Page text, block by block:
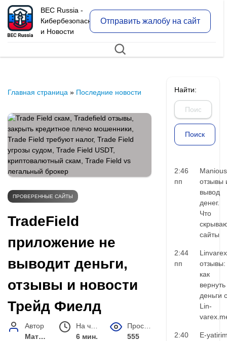
BEC Russia -
Кибербезопасность
и Новости
Отправить жалобу на сайт
Главная страница » Последние новости
ПРОВЕРЕННЫЕ САЙТЫ
TradeField
приложение не
выводит деньги,
отзывы и новости
Трейд Фиелд
Автор
Матвей Иванов
6 мин.
555
Найти:
2:46
пп
Manious
отзывы
вывод
денег.
Что
сайты
2:44
пп
Linvarex
отзывы:
как
вернуть
деньги с
Lin-
2:40
E-